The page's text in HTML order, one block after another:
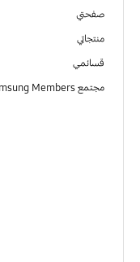
صفحتي
منتجاتي
قسائمي
مجتمع Samsung Members